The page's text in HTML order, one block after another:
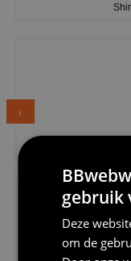
gebruik
Deze
om de